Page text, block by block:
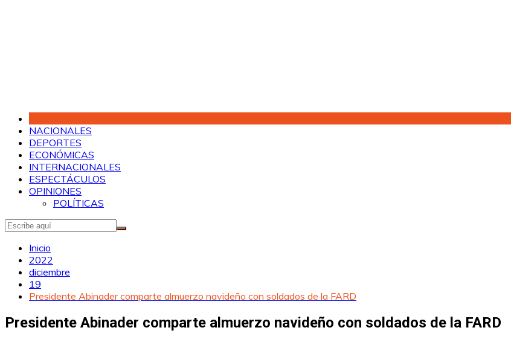
NACIONALES
DEPORTES
ECONÓMICAS
INTERNACIONALES
ESPECTÁCULOS
OPINIONES
POLÍTICAS
Inicio
2022
diciembre
19
Presidente Abinader comparte almuerzo navideño con soldados de la FARD
Presidente Abinader comparte almuerzo navideño con soldados de la FARD